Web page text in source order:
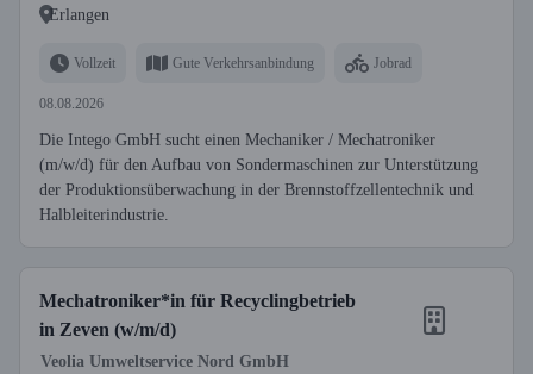
Erlangen
Vollzeit Gute Verkehrsanbindung Jobrad
08.08.2026
Die Intego GmbH sucht einen Mechaniker / Mechatroniker
(m/w/d) für den Aufbau von Sondermaschinen zur Unterstützung
der Produktionsüberwachung in der Brennstoffzellentechnik und
Halbleiterindustrie.
Mechatroniker*in für Recyclingbetrieb
in Zeven (w/m/d)
Veolia Umweltservice Nord GmbH